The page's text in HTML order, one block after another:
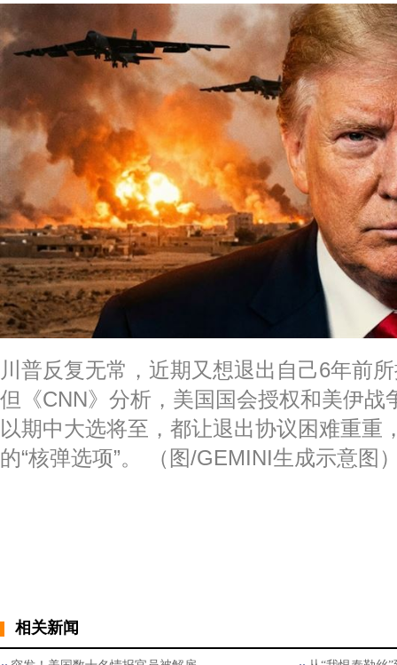
川普反复无常，近期又想退出自己6年前
但《CNN》分析，美国国会授权和美伊战
以期中大选将至，都让退出协议困难重重
的“核弹选项”。 （图/GEMINI生成示意图
相关新闻